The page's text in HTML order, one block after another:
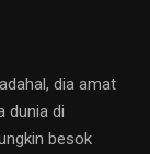
dia amat
dunia di
besok